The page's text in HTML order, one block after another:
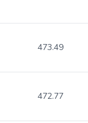
473.49
472.77